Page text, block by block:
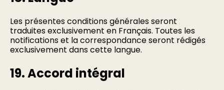
Les présentes conditions générales seront
traduites exclusivement en Français. Toutes les
notifications et la correspondance seront rédigés
exclusivement dans cette langue.
19. Accord intégral